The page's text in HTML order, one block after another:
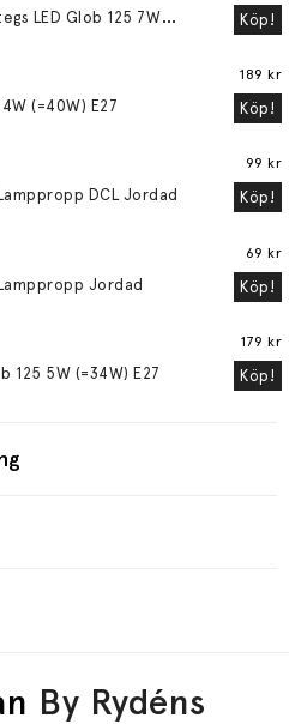
A
iram Filament 3-Stegs LED Glob 125 7W (=60W) E27 Köp!
(=40W) E27
189 kr
Köp!
DCL Jordad
99 kr
Köp!
Jordad
69 kr
Köp!
125 5W (=34W) E27
179 kr
Köp!
By Rydéns